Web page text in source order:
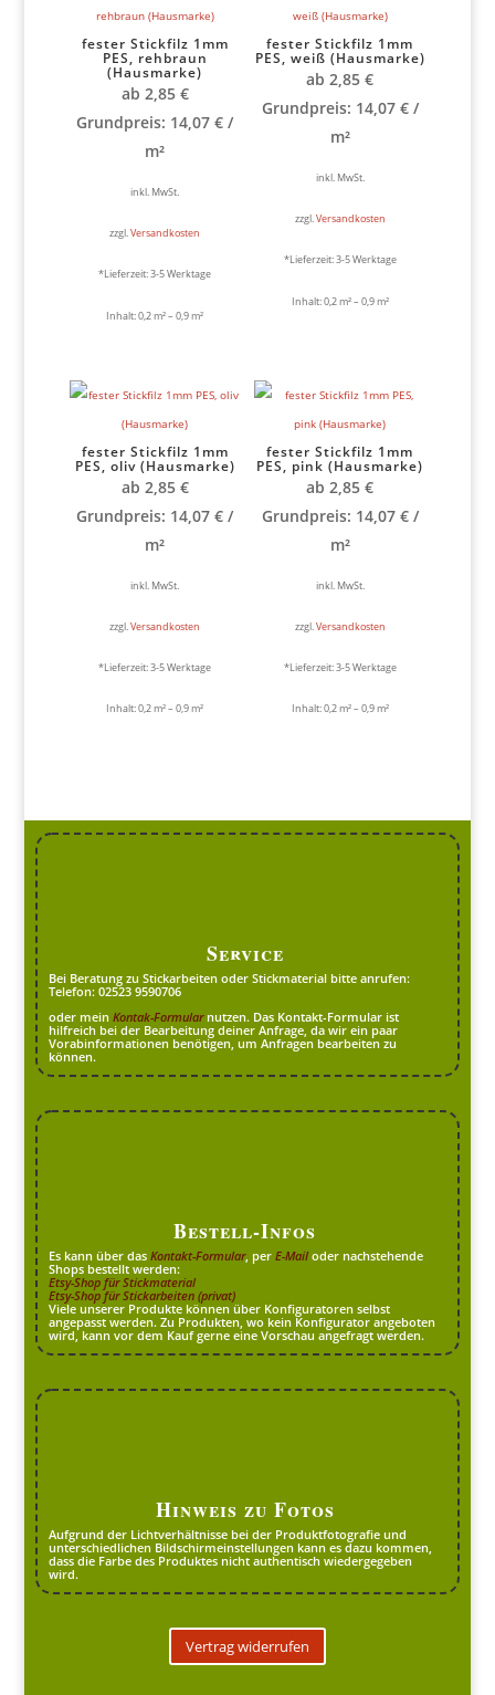
fester Stickfilz 1mm
PES, rehbraun
(Hausmarke)
ab 2,85 €
Grundpreis: 14,07€ /
m²
inkl. MwSt.
zzgl.Versandkosten
*Lieferzeit:3-5 Werktage
Inhalt: 0,2m²– 0,9m²
fester Stickfilz 1mm
PES, weiß (Hausmarke)
ab2,85€
Grundpreis: 14,07 €/
m²
inkl. MwSt.
zzgl.Versandkosten
*Lieferzeit:3-5 Werktage
Inhalt: 0,2m²– 0,9m²
fester Stickfilz 1mm
PES, oliv (Hausmarke)
ab 2,85 €
Grundpreis: 14,07€ /
m²
inkl. MwSt.
zzgl.Versandkosten
*Lieferzeit:3-5 Werktage
Inhalt: 0,2m²– 0,9m²
fester Stickfilz 1mm
PES, pink (Hausmarke)
ab2,85€
Grundpreis: 14,07 €/
m²
inkl. MwSt.
zzgl.Versandkosten
*Lieferzeit:3-5 Werktage
Inhalt: 0,2m²– 0,9m²
Service
Bei Beratung zu Stickarbeiten oder Stickmaterial bitte anrufen:
Telefon: 02523 9590706
oder meinKontak-Formularnutzen. Das Kontakt-Formular ist
hilfreich bei der Bearbeitung deiner Anfrage, da wir ein paar
Vorabinformationen benötigen, um Anfragen bearbeiten zu
können.
Bestell-Infos
Es kann über dasKontakt-Formular, perE-Mail oder nachstehende
Shops bestellt werden:
Etsy-Shop für Stickmaterial
Etsy-Shop für Stickarbeiten (privat)
Viele unserer Produkte können über Konfiguratoren selbst
angepasst werden. Zu Produkten, wo kein Konfigurator angeboten
wird, kann vor dem Kauf gerne eine Vorschau angefragt werden.
Hinweis zu Fotos
Aufgrund der Lichtverhältnisse bei der Produktfotografie und
unterschiedlichen Bildschirmeinstellungen kann es dazu kommen,
dass die Farbe des Produktes nicht authentisch wiedergegeben
wird.
Vertrag widerrufen